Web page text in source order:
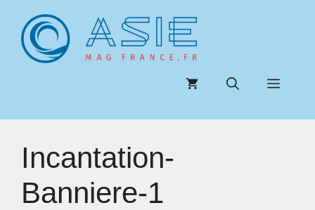
contenu
Menu
Incantation-
Banniere-1